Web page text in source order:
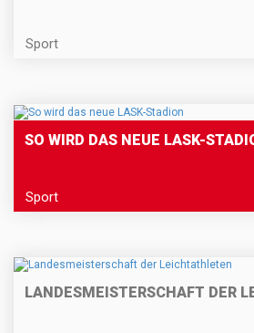
Sport
SO WIRD DAS NEUE LASK-
Sport
LANDESMEISTERSCHAFT DER